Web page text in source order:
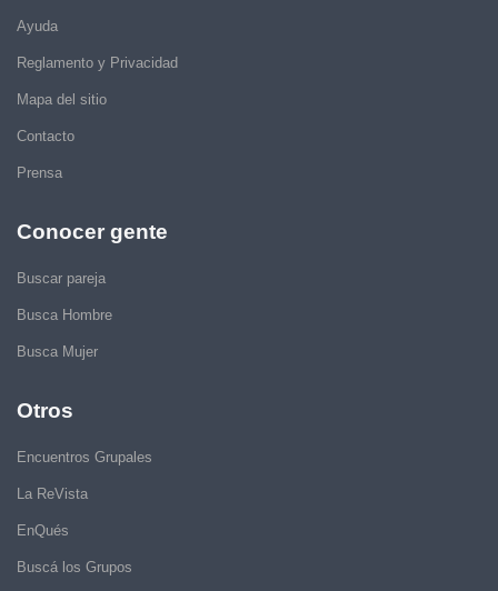
Ayuda
Reglamento y Privacidad
Mapa del sitio
Contacto
Prensa
Conocer gente
Buscar pareja
Busca Hombre
Busca Mujer
Otros
Encuentros Grupales
La ReVista
EnQués
Buscá los Grupos